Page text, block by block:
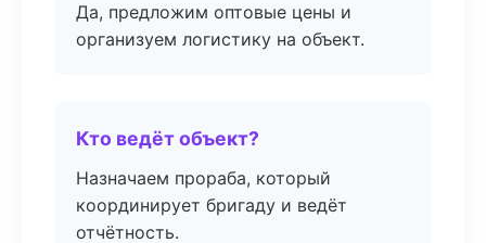
Да, предложим оптовые цены и
организуем логистику на объект.
Кто ведёт объект?
Назначаем прораба, который
координирует бригаду и ведёт
отчётность.